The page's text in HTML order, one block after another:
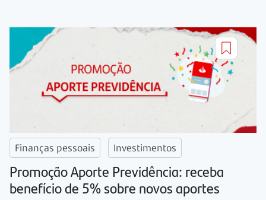
Finanças pessoais Investimentos
Promoção Aporte Previdência: receba
benefício de 5% sobre novos aportes